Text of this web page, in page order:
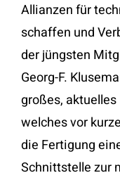
Allianzen für
schaffen und
der jüngsten
Georg-F.
großes, aktuelles
welches vor
die Fertigung
Schnittstelle zur